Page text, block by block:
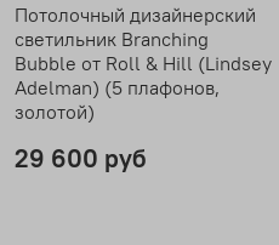
Потолочный дизайнерский
светильник Branching
Bubble от Roll & Hill (Lindsey
Adelman) (5 плафонов,
золотой)
29 600 руб